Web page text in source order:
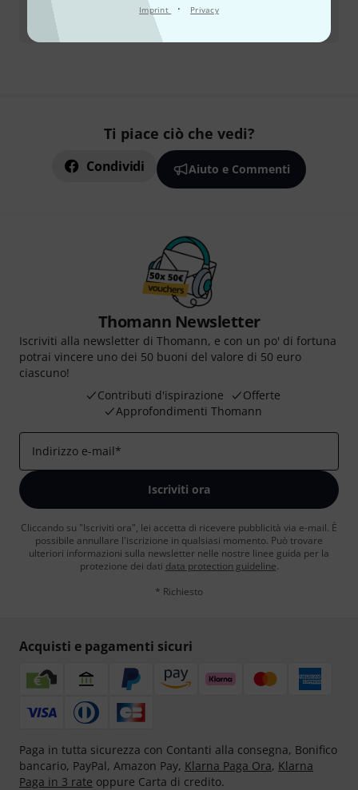
Imprint · Privacy
Ti piace ciò che vedi?
Condividi Aiuto e Commenti
Thomann Newsletter
Iscriviti alla newsletter di Thomann, e con un po' di fortuna
potrai vincere uno dei 50 buoni del valore di 50 euro
ciascuno!
Contributi d'ispirazione
Offerte
Approfondimenti Thomann
Indirizzo e-mail*
Iscriviti ora
Cliccando su "Iscriviti ora", lei accetta di ricevere pubblicità via e-mail. È
possibile annullare l'iscrizione in qualsiasi momento. Può trovare
ulteriori informazioni sulla newsletter nelle nostre linee guida per la
protezione dei dati data protection guideline.
* Richiesto
Acquisti e pagamenti sicuri
Paga in tutta sicurezza con Contanti alla consegna, Bonifico
bancario, PayPal, Amazon Pay, Klarna Paga Ora, Klarna
Paga in 3 rate oppure Carta di credito.